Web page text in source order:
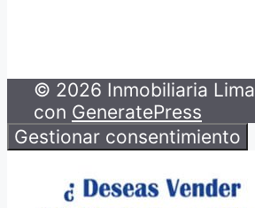
© 2026 Inmobiliaria Lima
con GeneratePress
Gestionar consentimiento